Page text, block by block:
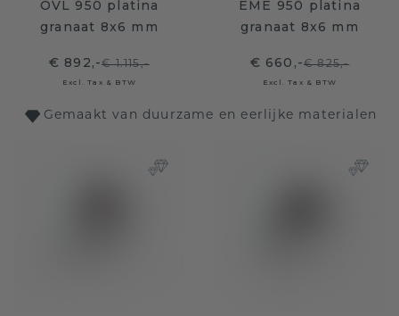
OVL 950 platina
granaat 8x6 mm
€ 892,-€ 1.115,-
Excl. Tax & BTW
EME 950 platina
granaat 8x6 mm
€ 660,-€ 825,-
Excl. Tax & BTW
Gemaakt van duurzame en eerlijke materialen